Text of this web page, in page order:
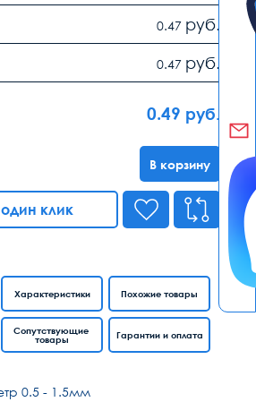
0.47 руб.
0.47 руб.
0.49 руб.
В корзину
клик
Характеристики Похожие товары
Сопутствующие
товары
Гарантии и оплата
0.5 - 1.5мм